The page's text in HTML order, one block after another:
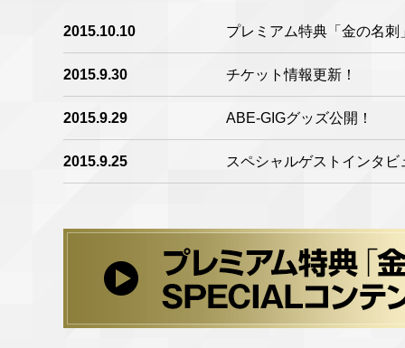
2015.10.10 プレミアム特典「金の名
2015.9.30 チケット情報更新！
2015.9.29 ABE-GIGグッズ公開！
2015.9.25 スペシャルゲストインタビ